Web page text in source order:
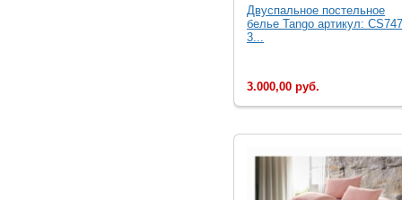
Двуcпальное постельное
белье Tango артикул:
3...
3.000,00 руб.